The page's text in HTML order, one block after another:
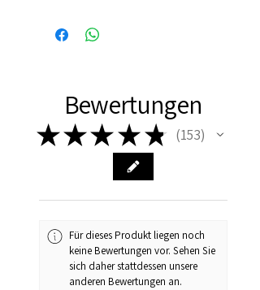
Bewertungen
★★★ ★ ★ 153
153
Für dieses Produkt liegen noch
keine Bewertungen vor. Sehen Sie
sich daher stattdessen unsere
anderen Bewertungen an.